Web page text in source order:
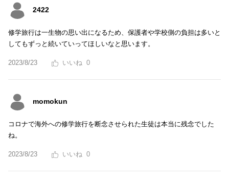
2422
修学旅行は一生物の思い出になるため、保護者や学校側の負担は多いと
してもずっと続いていってほしいなと思います。
2023/8/23 0
momokun
コロナで海外への修学旅行を断念させられた生徒は本当に残念でした
ね。
2023/8/23 0